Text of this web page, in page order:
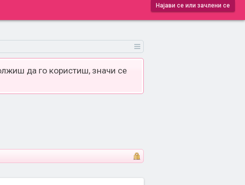
Најави се или зачлени се
да го користиш, значи се